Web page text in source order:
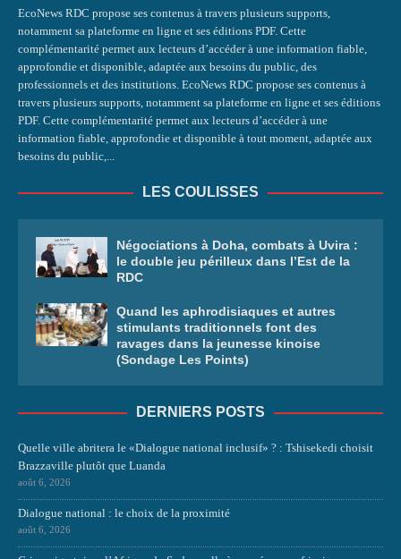
EcoNews RDC propose ses contenus à travers plusieurs supports,
notamment sa plateforme en ligne et ses éditions PDF. Cette
complémentarité permet aux lecteurs d’accéder à une information fiable,
approfondie et disponible, adaptée aux besoins du public, des
professionnels et des institutions. EcoNews RDC propose ses contenus à
travers plusieurs supports, notamment sa plateforme en ligne et ses éditions
PDF. Cette complémentarité permet aux lecteurs d’accéder à une
information fiable, approfondie et disponible à tout moment, adaptée aux
besoins du public,...
LES COULISSES
Négociations à Doha, combats à Uvira :
le double jeu périlleux dans l’Est de la
RDC
Quand les aphrodisiaques et autres
stimulants traditionnels font des
ravages dans la jeunesse kinoise
(Sondage Les Points)
DERNIERS POSTS
Quelle ville abritera le «Dialogue national inclusif» ? : Tshisekedi choisit
Brazzaville plutôt que Luanda
août 6, 2026
Dialogue national : le choix de la proximité
août 6, 2026